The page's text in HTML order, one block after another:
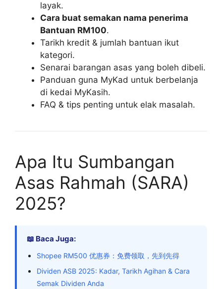
layak.
Cara buat semakan nama penerima
Bantuan RM100.
Tarikh kredit & jumlah bantuan ikut
kategori.
Senarai barangan asas yang boleh dibeli.
Panduan guna MyKad untuk berbelanja
di kedai MyKasih.
FAQ & tips penting untuk elak masalah.
Apa Itu Sumbangan
Asas Rahmah (SARA)
2025?
📖 Baca Juga:
Shopee RM500 优惠券：免费领取，先到先得
Dividen ASB 2025: Kadar, Tarikh Agihan & Cara
Semak Dividen Anda